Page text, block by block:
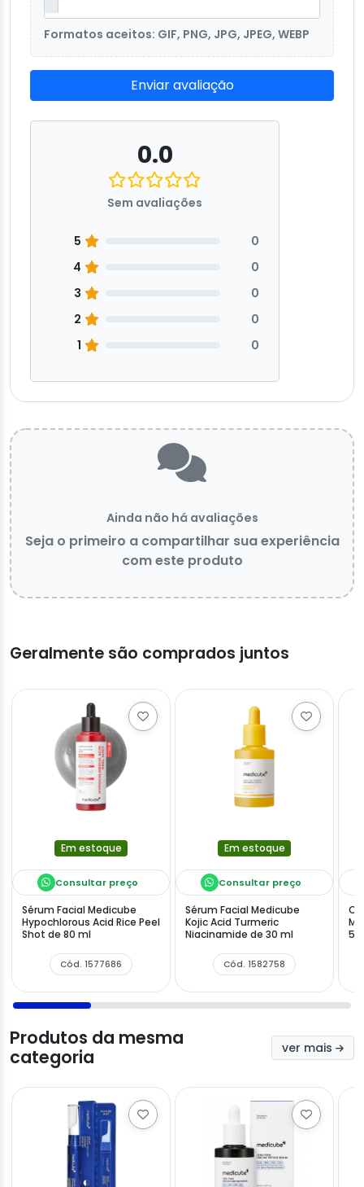
Formatos aceitos: GIF, PNG, JPG, JPEG, WEBP
Enviar avaliação
0.0
Sem avaliações
5
0
4
0
3
0
2
0
1
0
Ainda não há avaliações
Seja o primeiro a compartilhar sua experiência
com este produto
Geralmente são comprados juntos
Em estoque
Consultar preço
Sérum Facial Medicube
Hypochlorous Acid Rice Peel
Shot de 80 ml
Cód. 1577686
Em estoque
Consultar preço
Sérum Facial Medicube
Kojic Acid Turmeric
Niacinamide de 30 ml
Cód. 1582758
50
Produtos da mesma
categoria
ver mais